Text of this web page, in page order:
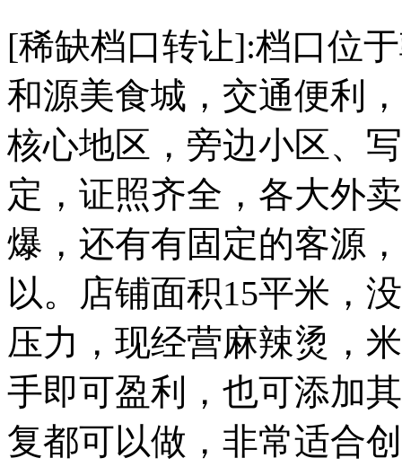
[稀缺档口转让]:档口位
和源美食城，交通便利
核心地区，旁边小区、
定，证照齐全，各大外
爆，还有有固定的客源
以。店铺面积15平米，
压力，现经营麻辣烫，
手即可盈利，也可添加
复都可以做，非常适合